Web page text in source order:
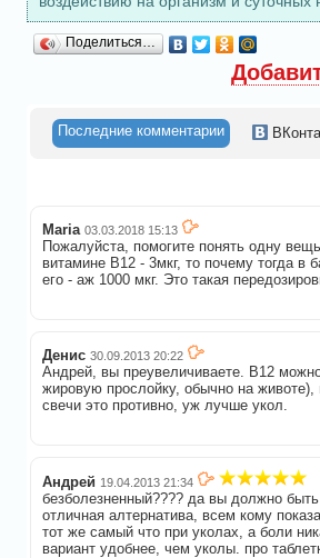
Поделиться…
Последние комментарии
Maria 03.03.2018 15:13
Пожалуйста, помогите понять одну
витамине B12 - 3мкг, то почему тогда в
его - аж 1000 мкг. Это такая
Денис 30.09.2013 20:22
Андрей, вы преувеличиваете. B12
жировую прослойку, обычно на
свечи это противно, уж лучше укол.
Андрей 19.04.2013 21:34
безболезненный???? да вы должно
отличная алтернатива, всем кому
тот же самый что при уколах, а боли
вариант удобнее, чем уколы. про